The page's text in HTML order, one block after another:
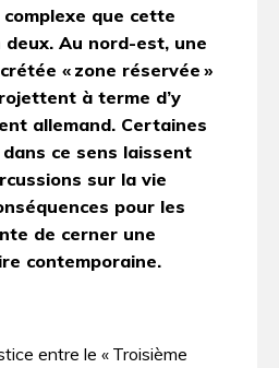
que cette
deux. Au nord-est, une
« zone réservée »
à terme d’y
allemand. Certaines
ce sens laissent
sur la vie
pour les
de cerner une
contemporaine.
entre le « Troisième